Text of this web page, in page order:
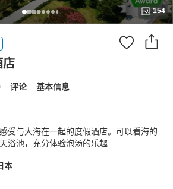
154
店
评论 基本信息
受与大海在一起的度假酒店。可以看海的
浴池，充分体验泡汤的乐趣
本